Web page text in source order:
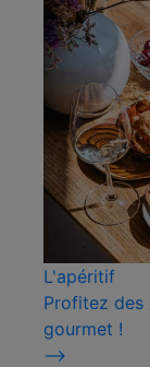
L'apéritif
Profitez des
gourmet !
⟶